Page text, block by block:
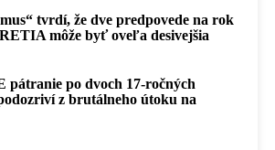
tvrdí, že dve predpovede na rok
môže byť oveľa desivejšia
po dvoch 17-ročných
z brutálneho útoku na